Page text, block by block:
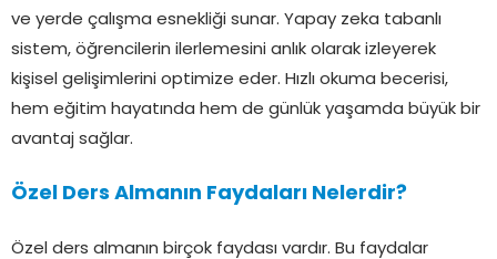
ve yerde çalışma esnekliği sunar. Yapay zeka tabanlı
sistem, öğrencilerin ilerlemesini anlık olarak izleyerek
kişisel gelişimlerini optimize eder. Hızlı okuma becerisi,
hem eğitim hayatında hem de günlük yaşamda büyük bir
avantaj sağlar.
Özel Ders Almanın Faydaları Nelerdir?
Özel ders almanın birçok faydası vardır. Bu faydalar